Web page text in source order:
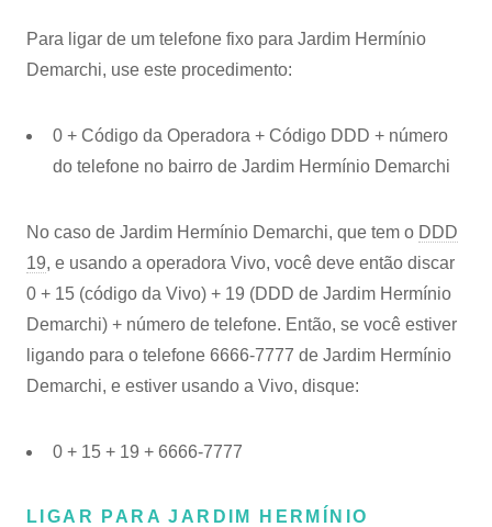
Para ligar de um telefone fixo para Jardim Hermínio
Demarchi, use este procedimento:
0 + Código da Operadora + Código DDD + número
do telefone no bairro de Jardim Hermínio Demarchi
No caso de Jardim Hermínio Demarchi, que tem o DDD
19, e usando a operadora Vivo, você deve então discar
0 + 15 (código da Vivo) + 19 (DDD de Jardim Hermínio
Demarchi) + número de telefone. Então, se você estiver
ligando para o telefone 6666-7777 de Jardim Hermínio
Demarchi, e estiver usando a Vivo, disque:
0 + 15 + 19 + 6666-7777
LIGAR PARA JARDIM HERMÍNIO